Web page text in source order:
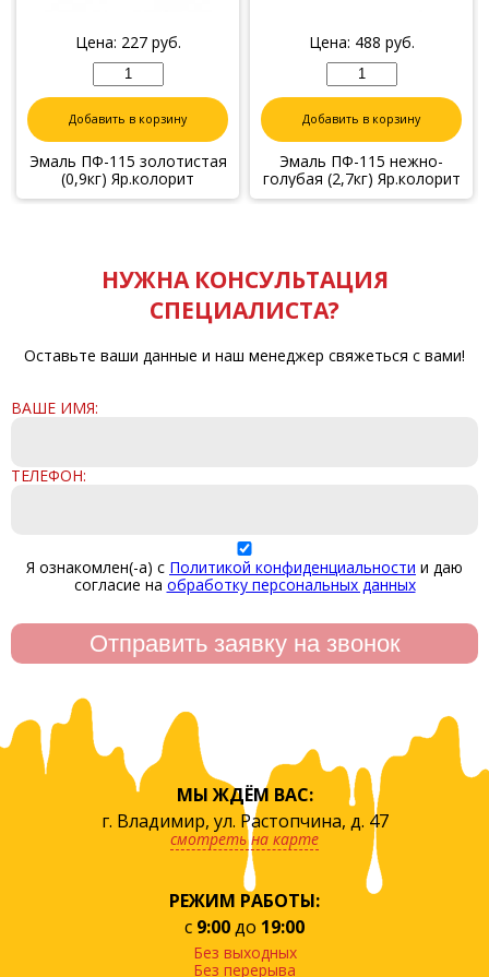
Цена: 227руб.
Добавить в корзину
Эмаль ПФ-115 золотистая
(0,9кг) Яр.колорит
Цена: 488 руб.
Добавить в корзину
Эмаль ПФ-115 нежно-
голубая (2,7кг) Яр.колорит
НУЖНА КОНСУЛЬТАЦИЯ
СПЕЦИАЛИСТА?
Оставьте ваши данные и наш менеджер свяжеться с вами!
ВАШЕ ИМЯ:
ТЕЛЕФОН:
Я ознакомлен(-а) с Политикой конфиденциальности и даю
согласие на обработку персональных данных
МЫ ЖДЁМ ВАС:
г. Владимир, ул. Растопчина, д. 47
смотреть на карте
РЕЖИМ РАБОТЫ:
с 9:00до 19:00
Без выходных
Без перерыва